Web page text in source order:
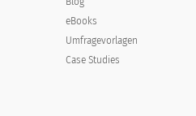
eBooks
Umfragevorlagen
Case Studies